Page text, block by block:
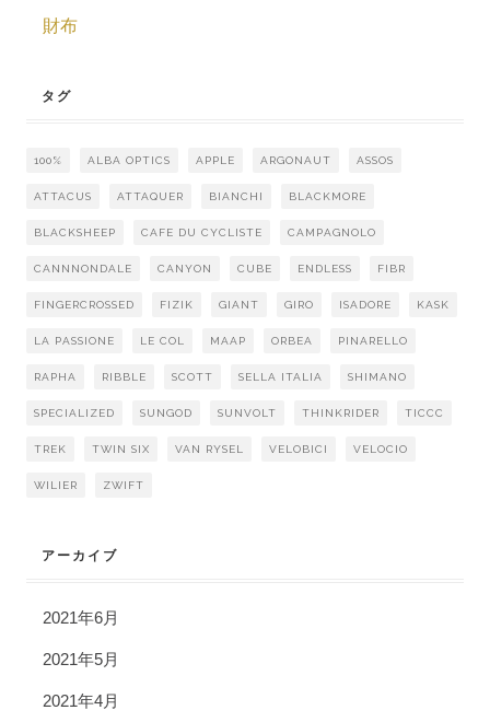
財布
タグ
100% ALBA OPTICS APPLE ARGONAUT ASSOS
ATTACUS ATTAQUER BIANCHI BLACKMORE
BLACKSHEEP CAFE DU CYCLISTE CAMPAGNOLO
CANNNONDALE CANYON CUBE ENDLESS FIBR
FINGERCROSSED FIZIK GIANT GIRO ISADORE KASK
LA PASSIONE LE COL MAAP ORBEA PINARELLO
RAPHA RIBBLE SCOTT SELLA ITALIA SHIMANO
SPECIALIZED SUNGOD SUNVOLT THINKRIDER TICCC
TREK TWIN SIX VAN RYSEL VELOBICI VELOCIO
WILIER ZWIFT
アーカイブ
2021年6月
2021年5月
2021年4月